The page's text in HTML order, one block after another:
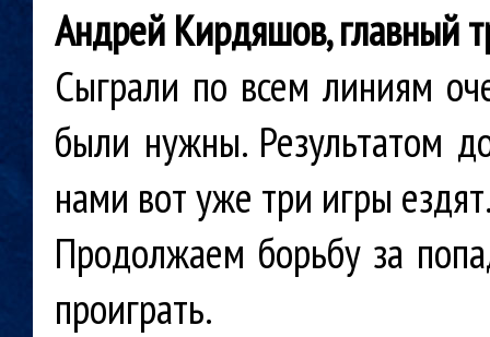
Андрей Кирдяшов, главный
Сыграли по всем линиям
были нужны. Результатом
нами вот уже три игры
Продолжаем борьбу за
проиграть.